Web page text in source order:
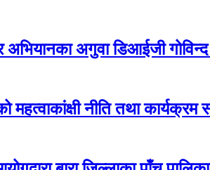
अभियानका अगुवा डिआईजी
नीति तथा कार्यक्रम